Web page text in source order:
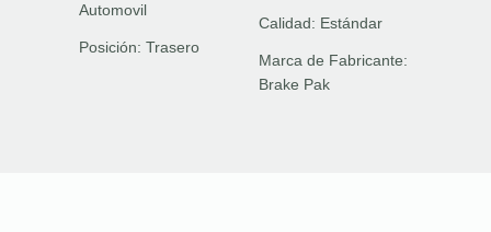
Automovil
Posición: Trasero
Calidad: Estándar
Marca de Fabricante:
Brake Pak